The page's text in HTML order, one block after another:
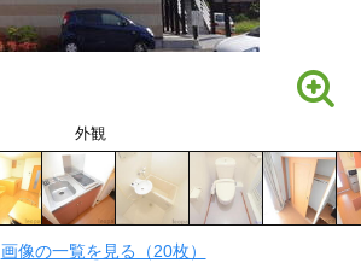
外観
画像の一覧を見る（20枚）